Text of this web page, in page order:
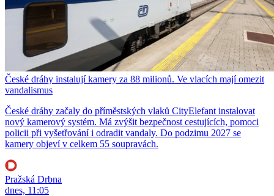
České dráhy instalují kamery za 88 milionů. Ve vlacích mají omezit
vandalismus
České dráhy začaly do příměstských vlaků CityElefant instalovat
nový kamerový systém. Má zvýšit bezpečnost cestujících, pomoci
policii při vyšetřování i odradit vandaly. Do podzimu 2027 se
kamery objeví v celkem 55 soupravách.
Pražská Drbna
dnes, 11:05